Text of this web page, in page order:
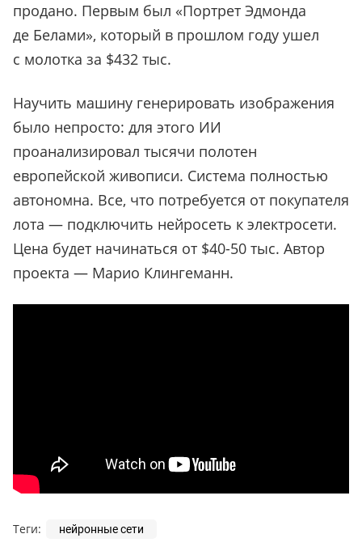
продано. Первым был «Портрет Эдмонда
де Белами», который в прошлом году ушел
с молотка за $432 тыс.
Научить машину генерировать изображения
было непросто: для этого ИИ
проанализировал тысячи полотен
европейской живописи. Система полностью
автономна. Все, что потребуется от покупателя
лота — подключить нейросеть к электросети.
Цена будет начинаться от $40-50 тыс. Автор
проекта — Марио Клингеманн.
Теги: нейронные сети